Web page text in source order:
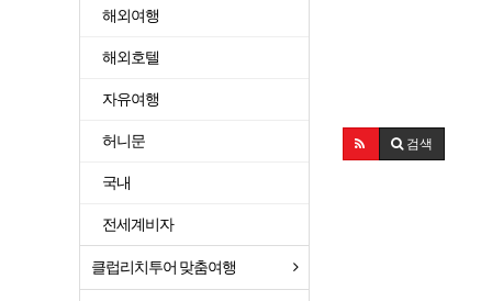
검색
해외여행
해외호텔
자유여행
허니문
국내
전세계비자
클럽리치투어 맞춤여행